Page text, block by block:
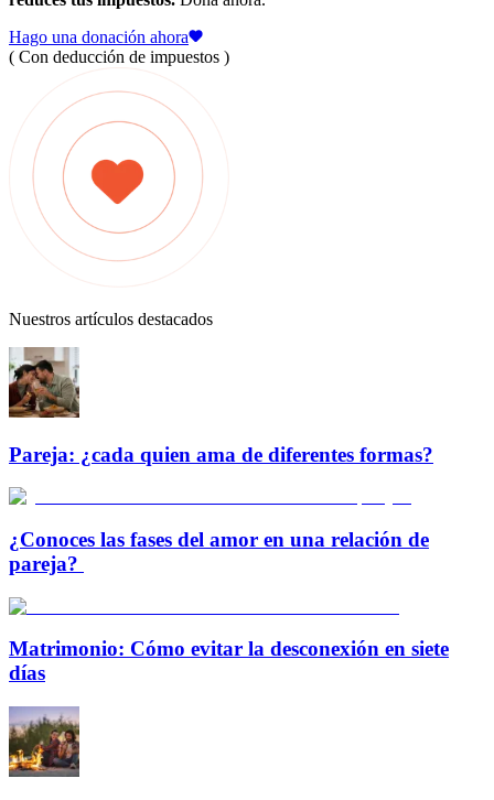
Hago una donación ahora
( Con deducción de impuestos )
Nuestros artículos destacados
Pareja: ¿cada quien ama de diferentes formas?
¿Conoces las fases del amor en una relación de
pareja?
Matrimonio: Cómo evitar la desconexión en siete
días